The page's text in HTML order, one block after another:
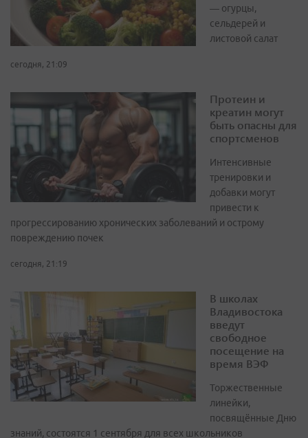
— огурцы,
сельдерей и
листовой салат
сегодня, 21:09
Протеин и
креатин могут
быть опасны для
спортсменов
Интенсивные
тренировки и
добавки могут
привести к
прогрессированию хронических заболеваний и острому
повреждению почек
сегодня, 21:19
В школах
Владивостока
введут
свободное
посещение на
время ВЭФ
Торжественные
линейки,
посвящённые Дню
знаний, состоятся 1 сентября для всех школьников